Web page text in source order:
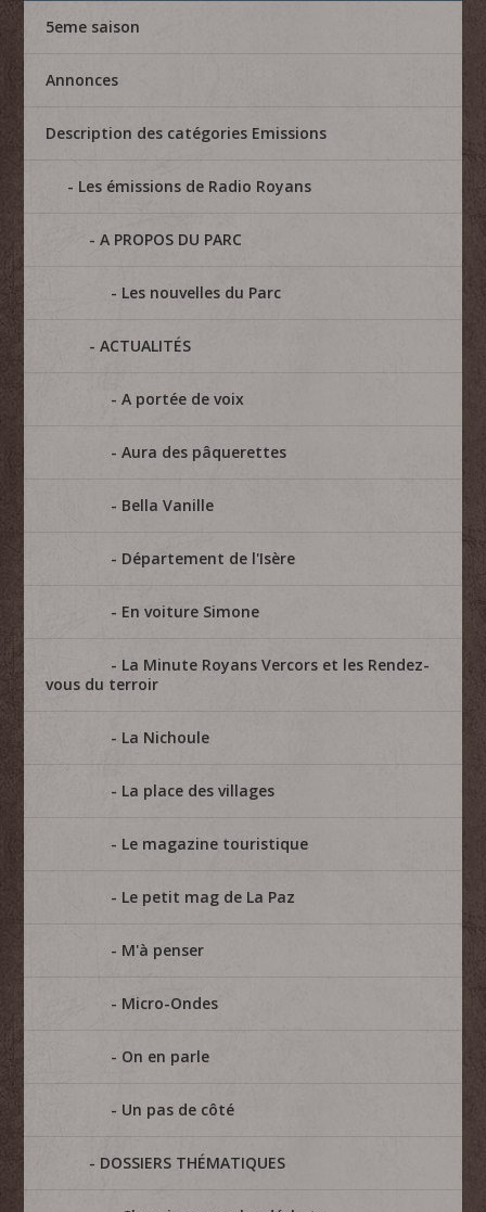
5eme saison
Annonces
Description des catégories Emissions
Les émissions de Radio Royans
A PROPOS DU PARC
Les nouvelles du Parc
ACTUALITÉS
A portée de voix
Aura des pâquerettes
Bella Vanille
Département de l'Isère
En voiture Simone
La Minute Royans Vercors et les Rendez-
vous du terroir
La Nichoule
La place des villages
Le magazine touristique
Le petit mag de La Paz
M'à penser
Micro-Ondes
On en parle
Un pas de côté
DOSSIERS THÉMATIQUES